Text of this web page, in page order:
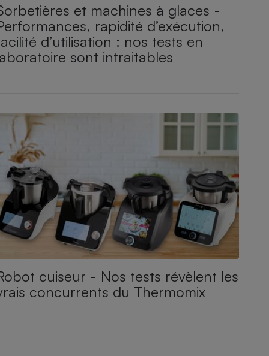
et machines à glaces​​​​​​ -
rapidité d’exécution,
d’utilisation : nos tests en
sont intraitables
cuiseur - Nos tests révèlent les
concurrents du Thermomix